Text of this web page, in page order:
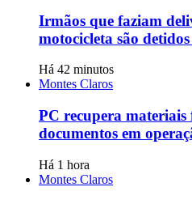
Irmãos que faziam
motocicleta são
Há 42 minutos
Montes Claros
PC recupera materiais
documentos em
Há 1 hora
Montes Claros